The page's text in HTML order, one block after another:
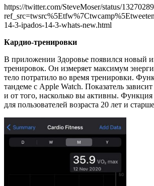
https://twitter.com/SteveMoser/status/
14-3-ipados-14-3-whats-new.html
Кардио-тренировки
В приложении Здоровье появился новый
тренировок. Он измеряет максимум
тело потратило во время тренировки.
тандеме с Apple Watch. Показатель
и от того, насколько вы активны. Функция
для пользователей возраста 20 лет и